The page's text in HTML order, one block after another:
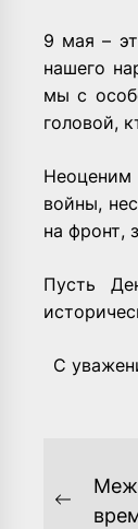
9 мая –
нашего
мы с
головой,
Неоценим
войны,
на фронт,
Пусть
С
Previous